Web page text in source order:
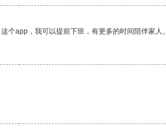
个app，我可以提前下班，有更多的时间陪伴家人。